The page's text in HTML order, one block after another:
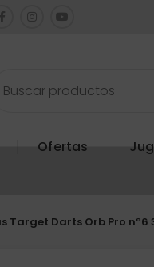
Ofertas
Target Darts Orb Pro nº6